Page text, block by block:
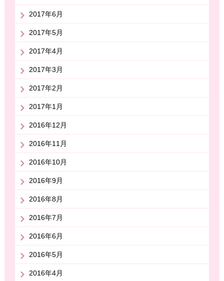
2017年6月
2017年5月
2017年4月
2017年3月
2017年2月
2017年1月
2016年12月
2016年11月
2016年10月
2016年9月
2016年8月
2016年7月
2016年6月
2016年5月
2016年4月